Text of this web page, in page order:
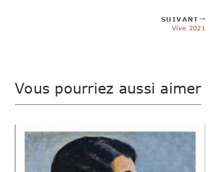
SUIVANT
Vive 2021
Vous pourriez aussi aimer